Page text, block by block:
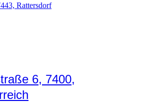
Rattersdorf
6, 7400,